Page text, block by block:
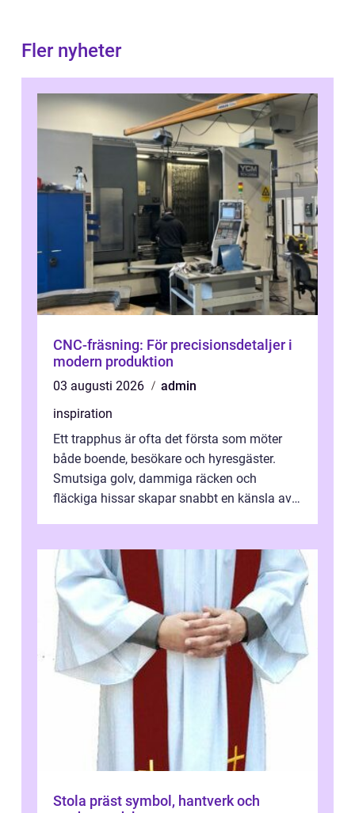
Fler nyheter
CNC-fräsning: För precisionsdetaljer i
modern produktion
03 augusti 2026
admin
inspiration
Ett trapphus är ofta det första som möter
både boende, besökare och hyresgäster.
Smutsiga golv, dammiga räcken och
fläckiga hissar skapar snabbt en känsla av
Stola präst symbol, hantverk och